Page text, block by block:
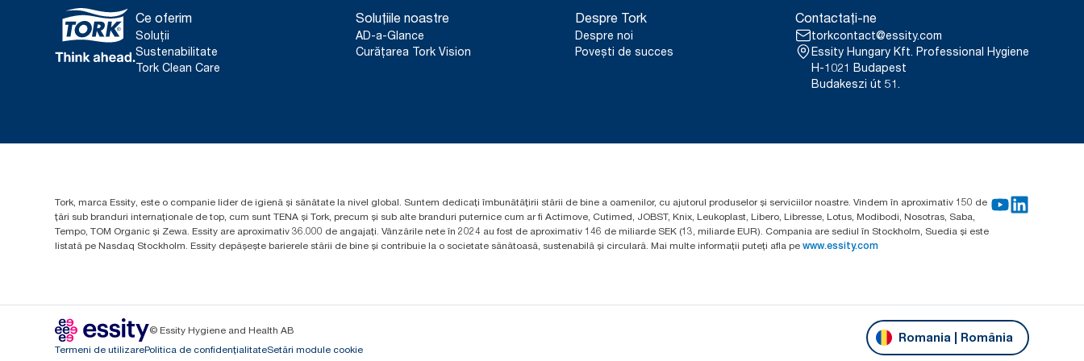
Ce oferim
Soluții
Sustenabilitate
Tork Clean Care
Soluțiile noastre
AD-a-Glance
Curățarea Tork Vision
Despre Tork
Despre noi
Povești de succes
Contactați-ne
torkcontact@essity.com
Essity Hungary Kft. Professional Hygiene
H-1021 Budapest
Budakeszi út 51.
Tork, marca Essity, este o companie lider de igienă și sănătate la nivel global. Suntem dedicați îmbunătățirii stării de bine a oamenilor, cu ajutorul produselor și serviciilor noastre. Vindem în aproximativ 150 de
țări sub branduri internaționale de top, cum sunt TENA și Tork, precum și sub alte branduri puternice cum ar fi Actimove, Cutimed, JOBST, Knix, Leukoplast, Libero, Libresse, Lotus, Modibodi, Nosotras, Saba,
Tempo, TOM Organic și Zewa. Essity are aproximativ 36.000 de angajați. Vânzările nete în 2024 au fost de aproximativ 146 de miliarde SEK (13, miliarde EUR). Compania are sediul în Stockholm, Suedia și este
listată pe Nasdaq Stockholm. Essity depășește barierele stării de bine și contribuie la o societate sănătoasă, sustenabilă și circulară. Mai multe informații puteți afla pe www.essity.com
© Essity Hygiene and Health AB
Termeni de utilizarePolitica de confidențialitateSetări module cookie
Romania | România